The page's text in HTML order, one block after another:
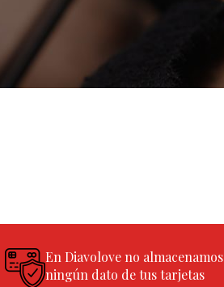
En Diavolove no almacenamos
ningún dato de tus tarjetas